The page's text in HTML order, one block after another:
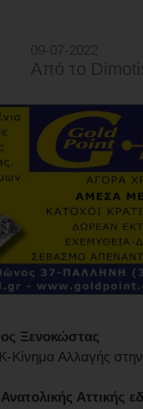
09-07-2022
Από τo
Ξενοκώστας
Αλλαγής στην
Ανατολικής Αττικής